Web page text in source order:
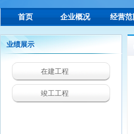
首页 企业概况 经营范
业绩展示
在建工程
竣工工程